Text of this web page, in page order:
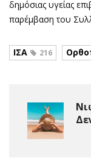
δημόσιας υγείας
παρέμβαση του
ΙΣΑ 216